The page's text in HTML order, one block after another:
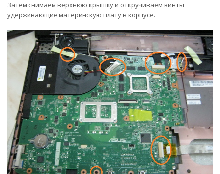
Затем снимаем верхнюю крышку и откручиваем винты
удерживающие материнскую плату в корпусе.